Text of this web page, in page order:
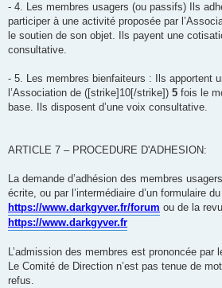
- 4. Les membres usagers (ou passifs) Ils
participer à une activité proposée par
le soutien de son objet. Ils payent une
consultative.
- 5. Les membres bienfaiteurs : Ils apportent
l’Association de ([strike]10[/strike]) 5 fois le
base. Ils disposent d’une voix consultative.
ARTICLE 7 – PROCEDURE D'ADHESION:
La demande d’adhésion des membres
écrite, ou par l’intermédiaire d’un formulaire
https://www.darkgyver.fr/forum ou de la
https://www.darkgyver.fr
L’admission des membres est prononcée par
Le Comité de Direction n’est pas tenue de
refus.